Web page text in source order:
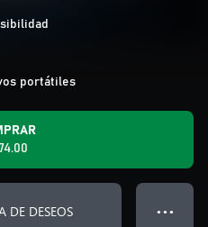
portátiles
DE DESEOS ● ● ●